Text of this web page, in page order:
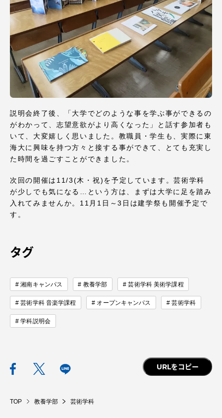
説明会終了後、「大学でどのような事を学ぶ事ができるの
がわかって、志望意欲がより高くなった」と話す参加者も
いて、大変嬉しく思いました。教職員・学生も、実際に東
海大に興味を持つ方々と接する事ができて、とても充実し
た時間を過ごすことができました。
次回の開催は11/3(木・祝)を予定しています。芸術学科
が少しでも気になる…という方は、まずは大学に足を踏み
入れてみませんか。11月1日～3日は建学祭も開催予定で
す。
タグ
湘南キャンパス 教養学部 芸術学科 美術学課程
芸術学科 音楽学課程 オープンキャンパス 芸術学科
学科説明会
URLをコピー
TOP 教養学部 芸術学科
TOKAIスポーツ
卒業にあたってのアンケート